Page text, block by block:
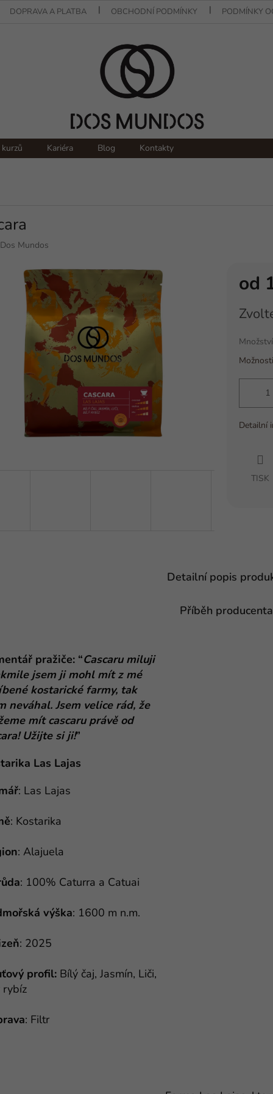
DOPRAVA A PLATBA OBCHODNÍ PODMÍNKY PODMÍNKY
kurzů Kariéra Blog Kontakty
Dos Mundos
od
cena:
Množství
Detailní
TISK
Detailní popis
Příběh producenta
pražiče: “Cascaru miluji
jsem ji mohl mít z mé
kostarické farmy, tak
neváhal. Jsem velice rád, že
mít cascaru právě od
Užijte si ji!”
Las Lajas
: Las Lajas
: Kostarika
: Alajuela
: 100% Caturra a Catuai
výška: 1600 m n.m.
: 2025
profil: Bílý čaj, Jasmín, Liči,
rybíz
: Filtr